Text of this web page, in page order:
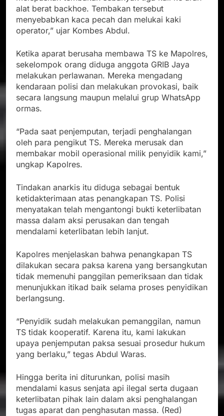
alat berat backhoe. Tembakan tersebut
menyebabkan kaca pecah dan melukai kaki
operator,” ujar Kombes Abdul.
Ketika aparat berusaha membawa TS ke Mapolres,
sekelompok orang diduga anggota GRIB Jaya
melakukan perlawanan. Mereka mengadang
kendaraan polisi dan melakukan provokasi, baik
secara langsung maupun melalui grup WhatsApp
ormas.
“Pada saat penjemputan, terjadi penghalangan
oleh para pengikut TS. Mereka merusak dan
membakar mobil operasional milik penyidik kami,”
ungkap Kapolres.
Tindakan anarkis itu diduga sebagai bentuk
ketidakterimaan atas penangkapan TS. Polisi
menyatakan telah mengantongi bukti keterlibatan
massa dalam aksi perusakan dan tengah
mendalami keterlibatan lebih lanjut.
Kapolres menjelaskan bahwa penangkapan TS
dilakukan secara paksa karena yang bersangkutan
tidak memenuhi panggilan pemeriksaan dan tidak
menunjukkan itikad baik selama proses penyidikan
berlangsung.
“Penyidik sudah melakukan pemanggilan, namun
TS tidak kooperatif. Karena itu, kami lakukan
upaya penjemputan paksa sesuai prosedur hukum
yang berlaku,” tegas Abdul Waras.
Hingga berita ini diturunkan, polisi masih
mendalami kasus senjata api ilegal serta dugaan
keterlibatan pihak lain dalam aksi penghalangan
tugas aparat dan penghasutan massa. (Red)